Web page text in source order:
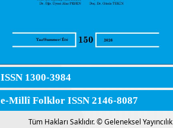
ISSN 1300-3984
e-Millî Folklor ISSN 2146-8087
Tüm Hakları Saklıdır. © Geleneksel Yayıncılık